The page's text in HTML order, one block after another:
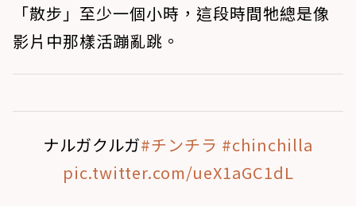
「散步」至少一個小時，這段時間牠總是像
影片中那樣活蹦亂跳。
ナルガクルガ#チンチラ #chinchilla
pic.twitter.com/ueX1aGC1dL